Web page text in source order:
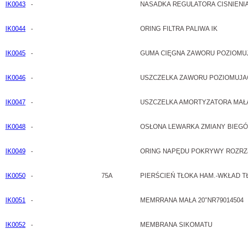
IK0043 - NASADKA REGULATORA
IK0044 - ORING FILTRA PALIWA IK
IK0045 - GUMA CIĘGNA ZAWORU
IK0046 - USZCZELKA ZAWORU
IK0047 - USZCZELKA AMORTYZATORA
IK0048 - OSŁONA LEWARKA ZMIANY
IK0049 - ORING NAPĘDU POKRYWY
IK0050 - 75A PIERŚCIEŃ TŁOKA HAM.-WKŁAD
IK0051 - MEMRRANA MAŁA 20″NR79014504
IK0052 - MEMBRANA SIKOMATU